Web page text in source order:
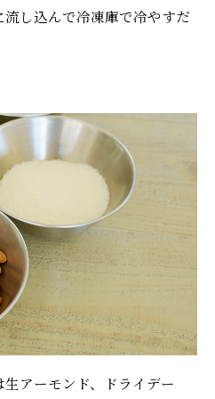
し込んで冷凍庫で冷やすだ
アーモンド、ドライデー